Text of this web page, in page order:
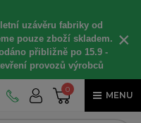
uzávěru fabriky od
pouze zboží skladem.
přibližně po 15.9 -
provozů výrobců
×
0
MENU